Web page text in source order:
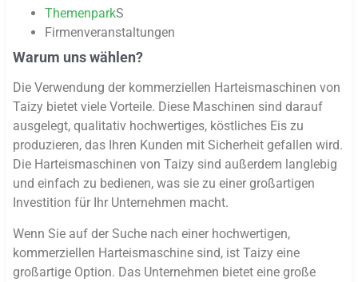
ThemenparkS
Firmenveranstaltungen
Warum uns wählen?
Die Verwendung der kommerziellen Harteismaschinen von
Taizy bietet viele Vorteile. Diese Maschinen sind darauf
ausgelegt, qualitativ hochwertiges, köstliches Eis zu
produzieren, das Ihren Kunden mit Sicherheit gefallen wird.
Die Harteismaschinen von Taizy sind außerdem langlebig
und einfach zu bedienen, was sie zu einer großartigen
Investition für Ihr Unternehmen macht.
Wenn Sie auf der Suche nach einer hochwertigen,
kommerziellen Harteismaschine sind, ist Taizy eine
großartige Option. Das Unternehmen bietet eine große